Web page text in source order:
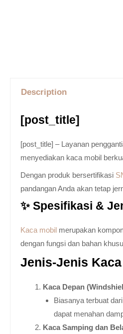
Description
[post_title]
[post_title] – Layanan
menyediakan kaca mobil
Dengan produk bersertifikasi
pandangan Anda akan tetap
✨ Spesifikasi &
Kaca mobilmerupakan
dengan fungsi dan bahan
Jenis-Jenis
Kaca Depan
Biasanya terbuat
dapat menahan
Kaca Samping dan